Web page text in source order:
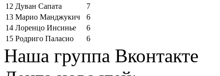
12 Дуван Сапата
7
13 Марио Манджукич
6
14 Лоренцо Инсинье
6
15 Родриго Паласио 6
Наша группа Вконтакте